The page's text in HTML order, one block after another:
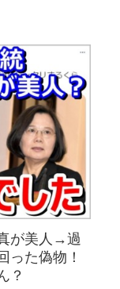
が美人→過
った偽物！
？